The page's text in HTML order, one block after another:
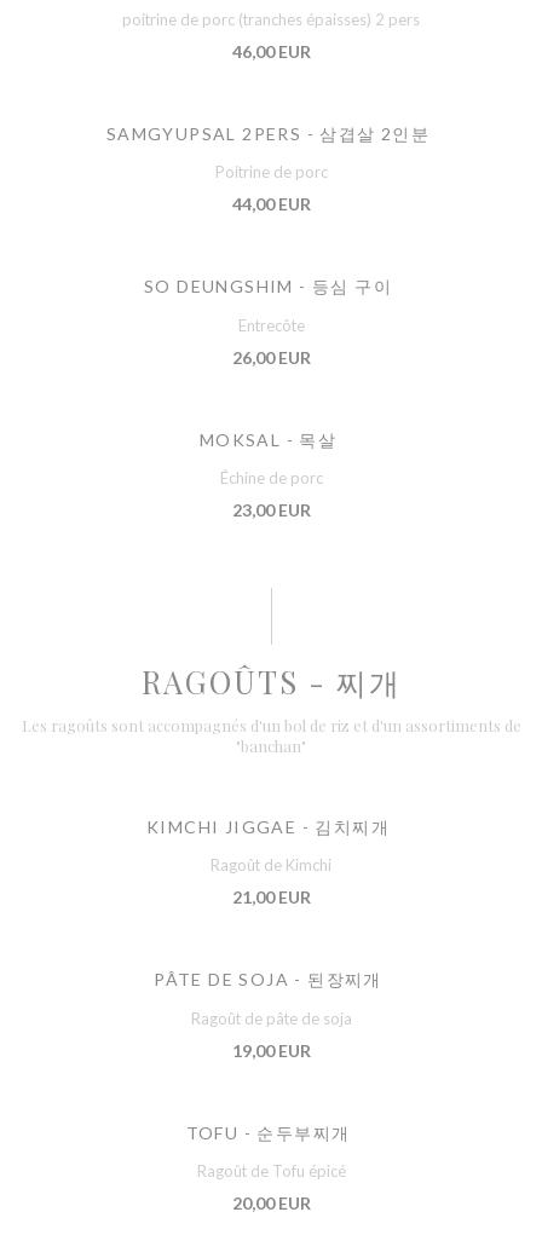
poitrine de porc (tranches épaisses) 2 pers
46,00 EUR
SAMGYUPSAL 2PERS - 삼겹살 2인분
Poitrine de porc
44,00 EUR
SO DEUNGSHIM - 등심 구이
Entrecôte
26,00 EUR
MOKSAL - 목살
Échine de porc
23,00 EUR
RAGOÛTS - 찌개
Les ragoûts sont accompagnés d'un bol de riz et d'un assortiments de
"banchan"
KIMCHI JIGGAE - 김치찌개
Ragoût de Kimchi
21,00 EUR
PÂTE DE SOJA - 된장찌개
Ragoût de pâte de soja
19,00 EUR
TOFU - 순두부찌개
Ragoût de Tofu épicé
20,00 EUR